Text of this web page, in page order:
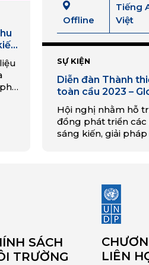
Offline
Tiếng
Việt
SỰ KIỆN
Diễn đàn Thành
toàn cầu 2023 –
Youth Summit (GYS)
Hội nghị nhằm hỗ
đồng phát triển các
sáng kiến, giải
môi trường và phát
vững.
SÁCH
TRƯỜNG
LIÊN